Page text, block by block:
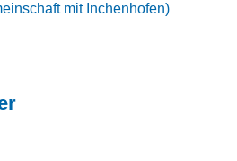
mit Inchenhofen)